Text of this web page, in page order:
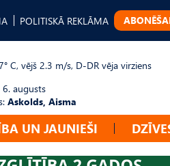
POLITISKĀ REKLĀMA
C, vējš 2.3 m/s, D-DR vēja virziens
augusts
Askolds, Aisma
UN JAUNIEŠI